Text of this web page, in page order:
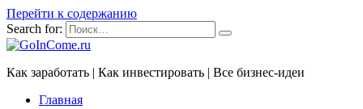
Перейти к содержанию
Search for:
Как заработать | Как инвестировать | Все бизнес-идеи
Главная